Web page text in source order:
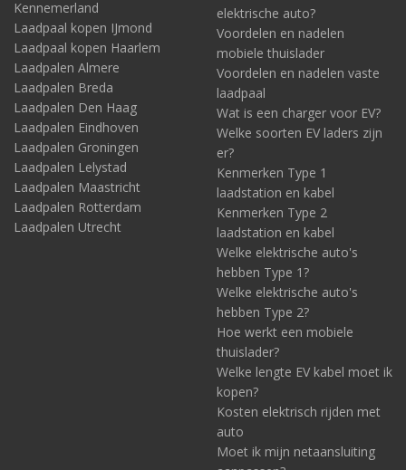
Kennemerland
Laadpaal kopen IJmond
Laadpaal kopen Haarlem
Laadpalen Almere
Laadpalen Breda
Laadpalen Den Haag
Laadpalen Eindhoven
Laadpalen Groningen
Laadpalen Lelystad
Laadpalen Maastricht
Laadpalen Rotterdam
Laadpalen Utrecht
elektrische auto?
Voordelen en nadelen
mobiele thuislader
Voordelen en nadelen vaste
laadpaal
Wat is een charger voor EV?
Welke soorten EV laders zijn
er?
Kenmerken Type 1
laadstation en kabel
Kenmerken Type 2
laadstation en kabel
Welke elektrische auto's
hebben Type 1?
Welke elektrische auto's
hebben Type 2?
Hoe werkt een mobiele
thuislader?
Welke lengte EV kabel moet ik
kopen?
Kosten elektrisch rijden met
auto
Moet ik mijn netaansluiting